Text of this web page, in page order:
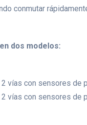
conmutar
dos modelos:
2 vías con sensores de
2 vías con sensores de